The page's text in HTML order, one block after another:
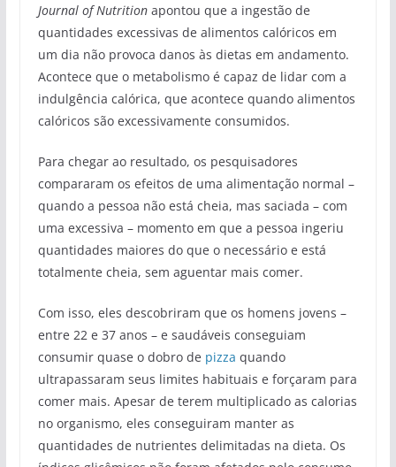
Journal of Nutritionapontou que a ingestão de
quantidades excessivas de alimentos calóricos em
um dia não provoca danos às dietas em andamento.
Acontece que o metabolismo é capaz de lidar com a
indulgência calórica, que acontece quando alimentos
calóricos são excessivamente consumidos.
Para chegar ao resultado, os pesquisadores
compararam os efeitos de uma alimentação normal –
quando a pessoa não está cheia, mas saciada – com
uma excessiva – momento em que a pessoa ingeriu
quantidades maiores do que o necessário e está
totalmente cheia, sem aguentar mais comer.
Com isso, eles descobriram que os homens jovens –
entre 22 e 37 anos – e saudáveis conseguiam
consumir quase o dobro de pizza quando
ultrapassaram seus limites habituais e forçaram para
comer mais. Apesar de terem multiplicado as calorias
no organismo, eles conseguiram manter as
quantidades de nutrientes delimitadas na dieta. Os